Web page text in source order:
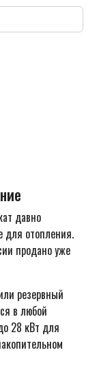
давно
для отопления.
продано уже
резервный
в любой
28 кВт для